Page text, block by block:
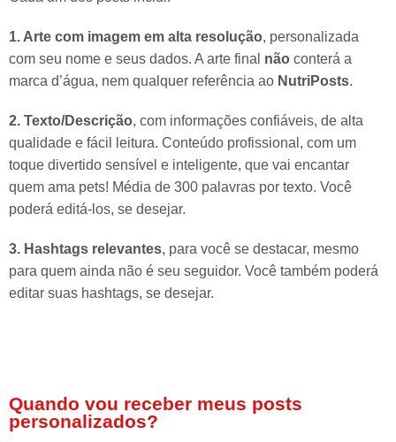
1. Arte com imagem em alta resolução, personalizada
com seu nome e seus dados. A arte final não conterá a
marca d’água, nem qualquer referência ao NutriPosts.
2. Texto/Descrição, com informações confiáveis, de alta
qualidade e fácil leitura. Conteúdo profissional, com um
toque divertido sensível e inteligente, que vai encantar
quem ama pets! Média de 300 palavras por texto. Você
poderá editá-los, se desejar.
3. Hashtags relevantes, para você se destacar, mesmo
para quem ainda não é seu seguidor. Você também poderá
editar suas hashtags, se desejar.
Quando vou receber meus posts
personalizados?